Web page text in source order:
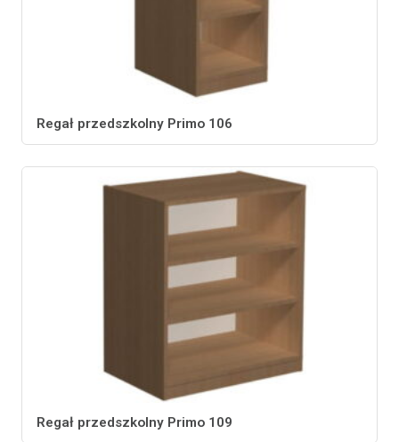
Regał przedszkolny Primo 106
Regał przedszkolny Primo 109